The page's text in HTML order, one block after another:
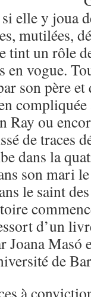
elle y joua
mutilées,
tint un rôle
en vogue.
son père et
Ray ou
de traces
dans la
son mari
le saint
d’un
Joana Masó
de
à